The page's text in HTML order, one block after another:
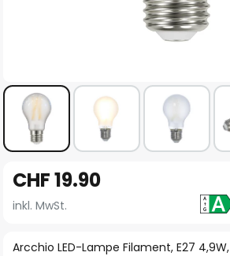
Anfang
der
springen
Arcchio LED-Lampe Filament, E27
CHF 19.90
inkl. MwSt.